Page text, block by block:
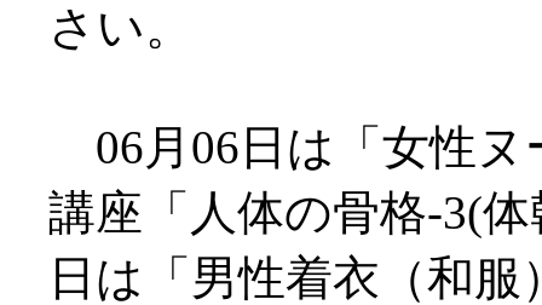
さい。
06月06日は「女性ヌ
講座「人体の骨格-3(
日は「男性着衣（和